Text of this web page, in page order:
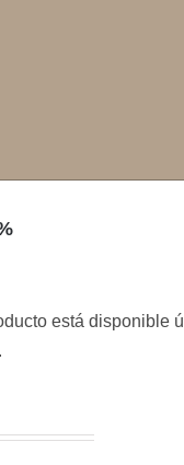
está disponible